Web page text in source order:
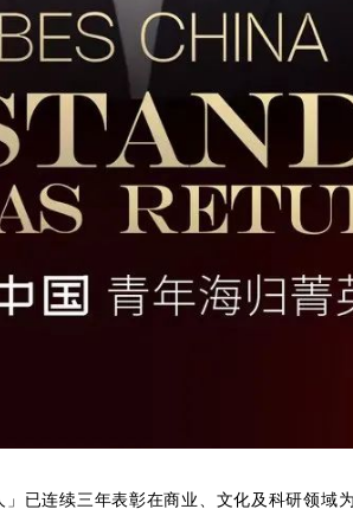
已连续三年表彰在商业、文化及科研领域